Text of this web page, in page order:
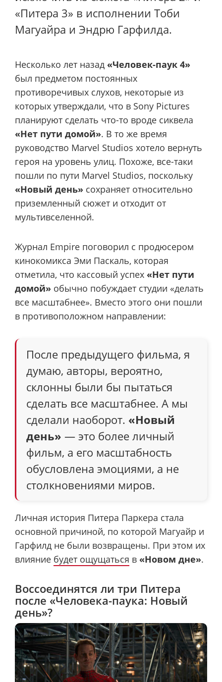
«Питера 3» в исполнении Тоби
Магуайра и Эндрю Гарфилда.
Несколько лет назад «Человек-паук 4»
был предметом постоянных
противоречивых слухов, некоторые из
которых утверждали, что в Sony Pictures
планируют сделать что-то вроде сиквела
«Нет пути домой». В то же время
руководство Marvel Studios хотело вернуть
героя на уровень улиц. Похоже, все-таки
пошли по пути Marvel Studios, поскольку
«Новый день» сохраняет относительно
приземленный сюжет и отходит от
мультивселенной.
Журнал Empire поговорил с продюсером
кинокомикса Эми Паскаль, которая
отметила, что кассовый успех «Нет пути
домой» обычно побуждает студии «делать
все масштабнее». Вместо этого они пошли
в противоположном направлении:
После предыдущего фильма, я
думаю, авторы, вероятно,
склонны были бы пытаться
сделать все масштабнее. А мы
сделали наоборот. «Новый
день» — это более личный
фильм, а его масштабность
обусловлена ​​эмоциями, а не
столкновениями миров.
Личная история Питера Паркера стала
основной причиной, по которой Магуайр и
Гарфилд не были возвращены. При этом их
влияние будет ощущаться в «Новом дне».
Воссоединятся ли три Питера
после «Человека-паука: Новый
день»?